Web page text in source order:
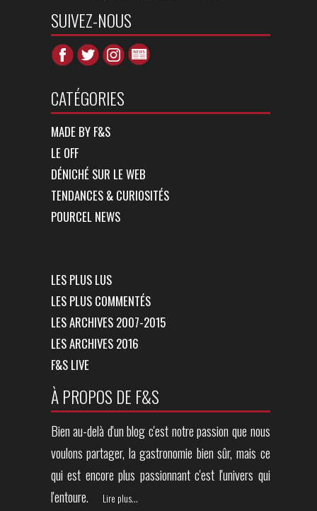
SUIVEZ-NOUS
CATÉGORIES
MADE BY F&S
LE OFF
DÉNICHÉ SUR LE WEB
TENDANCES & CURIOSITÉS
POURCEL NEWS
LES PLUS LUS
LES PLUS COMMENTÉS
LES ARCHIVES 2007-2015
LES ARCHIVES 2016
F&S LIVE
À PROPOS DE F&S
Bien au-delà d'un blog c'est notre passion que nous
voulons partager, la gastronomie bien sûr, mais ce
qui est encore plus passionnant c'est l'univers qui
l'entoure.
Lire plus...